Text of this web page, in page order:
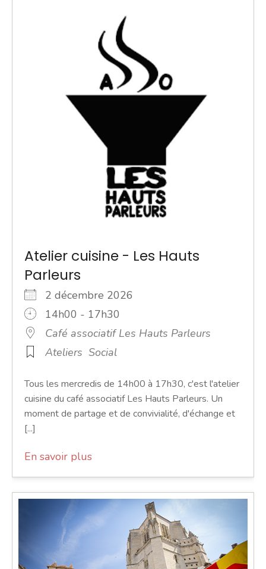
Atelier cuisine - Les Hauts
Parleurs
2 décembre 2026
14h00 - 17h30
Café associatif Les Hauts Parleurs
Ateliers Social
Tous les mercredis de 14h00 à 17h30, c'est l'atelier
cuisine du café associatif Les Hauts Parleurs. Un
moment de partage et de convivialité, d'échange et
[...]
En savoir plus